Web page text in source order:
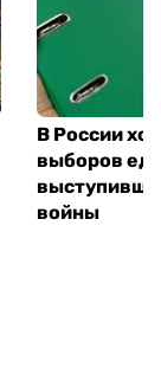
В России
выборов
войны